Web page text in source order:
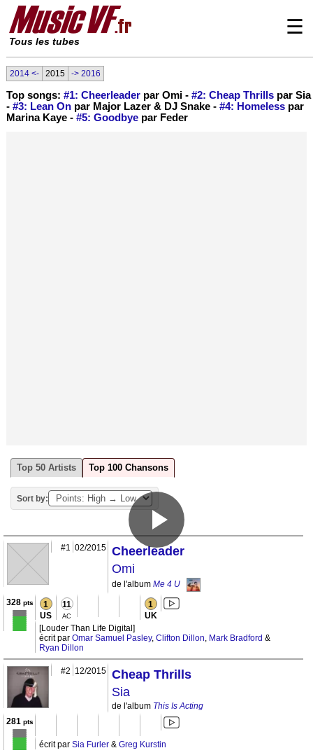
Tous les tubes
☰
2014 <- 2015 -> 2016
Top songs: #1: Cheerleader par Omi - #2: Cheap Thrills par Sia
- #3: Lean On par Major Lazer & DJ Snake - #4: Homeless par
Marina Kaye - #5: Goodbye par Feder
Top 50 Artists Top 100 Chansons
Sort by:
#1 02/2015 Cheerleader
Omi
de l'album Me 4 U
328pts 1
US
11
AC
1
UK
[Louder Than Life Digital]
écrit par Omar Samuel Pasley, Clifton Dillon, Mark Bradford &
Ryan Dillon
#2 12/2015 Cheap Thrills
Sia
de l'album This Is Acting
281 pts
écrit par Sia Furler & Greg Kurstin